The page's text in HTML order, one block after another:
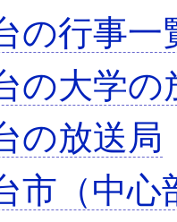
の行事一
の大学の
の放送局
市（中心